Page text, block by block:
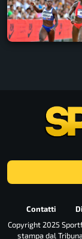
Contatti
Copyright 2025
stampa dal